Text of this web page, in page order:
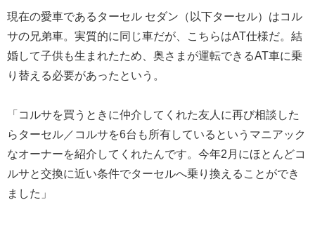
現在の愛車であるターセル セダン（以下ターセル）はコル
サの兄弟車。実質的に同じ車だが、こちらはAT仕様だ。結
婚して子供も生まれたため、奥さまが運転できるAT車に乗
り替える必要があったという。
「コルサを買うときに仲介してくれた友人に再び相談した
らターセル／コルサを6台も所有しているというマニアック
なオーナーを紹介してくれたんです。今年2月にほとんどコ
ルサと交換に近い条件でターセルへ乗り換えることができ
ました」